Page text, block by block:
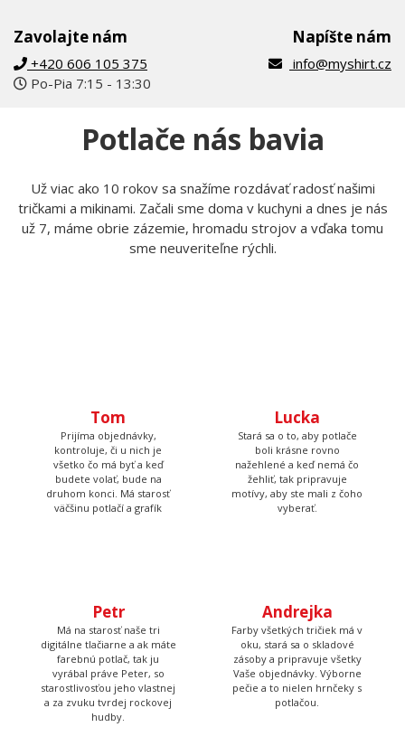
Zavolajte nám
+420 606 105 375
Po-Pia 7:15 - 13:30
Napíšte nám
info@myshirt.cz
Potlače nás bavia
Už viac ako 10 rokov sa snažíme rozdávať radosť našimi
tričkami a mikinami. Začali sme doma v kuchyni a dnes je nás
už 7, máme obrie zázemie, hromadu strojov a vďaka tomu
sme neuveriteľne rýchli.
Tom
Prijíma objednávky,
kontroluje, či u nich je
všetko čo má byť a keď
budete volať, bude na
druhom konci. Má starosť
väčšinu potlačí a grafík
Lucka
Stará sa o to, aby potlače
boli krásne rovno
nažehlené a keď nemá čo
žehliť, tak pripravuje
motívy, aby ste mali z čoho
vyberať.
Petr
Má na starosť naše tri
digitálne tlačiarne a ak máte
farebnú potlač, tak ju
vyrábal práve Peter, so
starostlivosťou jeho vlastnej
a za zvuku tvrdej rockovej
hudby.
Andrejka
Farby všetkých tričiek má v
oku, stará sa o skladové
zásoby a pripravuje všetky
Vaše objednávky. Výborne
pečie a to nielen hrnčeky s
potlačou.